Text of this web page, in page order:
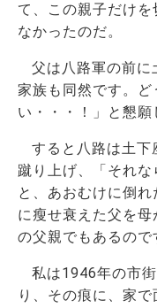
て、この親子だけ
なかったのだ。
父は八路軍の前に
家族も同然です。ど
い・・・！」と懇願
すると八路は土下
蹴り上げ、「それな
と、あおむけに倒
に瘦せ衰えた父を
の父親でもあるので
私は1946年の市
り、その痕に、家